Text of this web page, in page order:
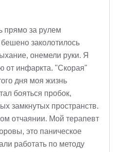
прямо за рулем
заколотилось
онемели руки. Я
от инфаркта. "Скорая"
дня моя жизнь
бояться пробок,
замкнутых пространств.
отчаянии. Мой терапевт
это паническое
работать по методу